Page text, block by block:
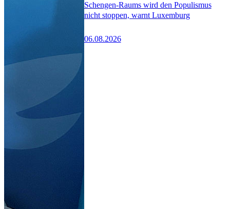
Schengen-Raums wird den Populismus
nicht stoppen, warnt Luxemburg
06.08.2026